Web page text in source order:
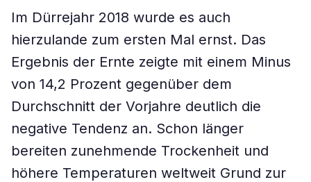
Im Dürrejahr 2018 wurde es auch
hierzulande zum ersten Mal ernst. Das
Ergebnis der Ernte zeigte mit einem Minus
von 14,2 Prozent gegenüber dem
Durchschnitt der Vorjahre deutlich die
negative Tendenz an. Schon länger
bereiten zunehmende Trockenheit und
höhere Temperaturen weltweit Grund zur